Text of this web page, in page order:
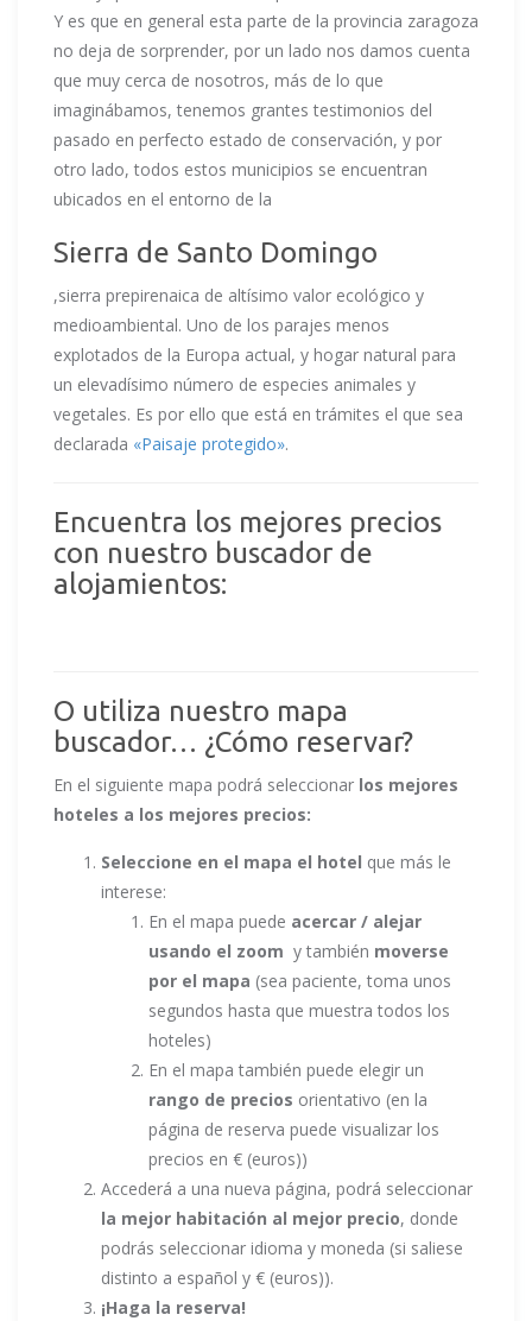
Y es que en general esta parte de la provincia zaragoza
no deja de sorprender, por un lado nos damos cuenta
que muy cerca de nosotros, más de lo que
imaginábamos, tenemos grantes testimonios del
pasado en perfecto estado de conservación, y por
otro lado, todos estos municipios se encuentran
ubicados en el entorno de la
Sierra de Santo Domingo
,sierra prepirenaica de altísimo valor ecológico y
medioambiental. Uno de los parajes menos
explotados de la Europa actual, y hogar natural para
un elevadísimo número de especies animales y
vegetales. Es por ello que está en trámites el que sea
declarada «Paisaje protegido».
Encuentra los mejores precios
con nuestro buscador de
alojamientos:
O utiliza nuestro mapa
buscador… ¿Cómo reservar?
En el siguiente mapa podrá seleccionar los mejores
hoteles a los mejores precios:
Seleccione en el mapa el hotel que más le
interese:
En el mapa puede acercar / alejar
usando el zoom y también moverse
por el mapa (sea paciente, toma unos
segundos hasta que muestra todos los
hoteles)
En el mapa también puede elegir un
rango de precios orientativo (en la
página de reserva puede visualizar los
precios en € (euros))
Accederá a una nueva página, podrá seleccionar
la mejor habitación al mejor precio, donde
podrás seleccionar idioma y moneda (si saliese
distinto a español y € (euros)).
¡Haga la reserva!